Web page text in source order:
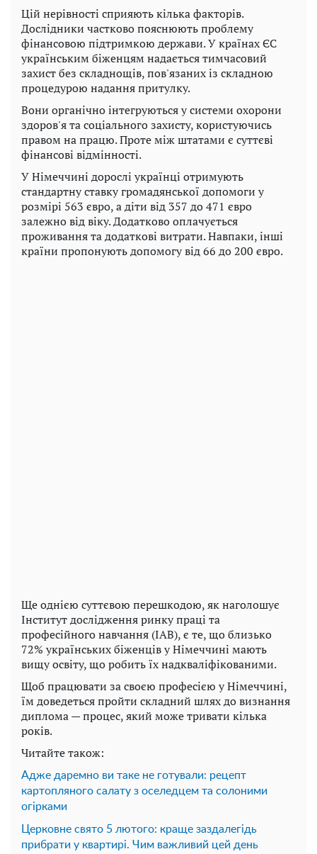
Цій нерівності сприяють кілька факторів.
Дослідники частково пояснюють проблему
фінансовою підтримкою держави. У країнах ЄС
українським біженцям надається тимчасовий
захист без складнощів, пов'язаних із складною
процедурою надання притулку.
Вони органічно інтегруються у системи охорони
здоров'я та соціального захисту, користуючись
правом на працю. Проте між штатами є суттєві
фінансові відмінності.
У Німеччині дорослі українці отримують
стандартну ставку громадянської допомоги у
розмірі 563 євро, а діти від 357 до 471 євро
залежно від віку. Додатково оплачується
проживання та додаткові витрати. Навпаки, інші
країни пропонують допомогу від 66 до 200 євро.
Ще однією суттєвою перешкодою, як наголошує
Інститут дослідження ринку праці та
професійного навчання (IAB), є те, що близько
72% українських біженців у Німеччині мають
вищу освіту, що робить їх надкваліфікованими.
Щоб працювати за своєю професією у Німеччині,
їм доведеться пройти складний шлях до визнання
диплома — процес, який може тривати кілька
років.
Читайте також:
Адже даремно ви таке не готували: рецепт
картопляного салату з оселедцем та солоними
огірками
Церковне свято 5 лютого: краще заздалегідь
прибрати у квартирі. Чим важливий цей день